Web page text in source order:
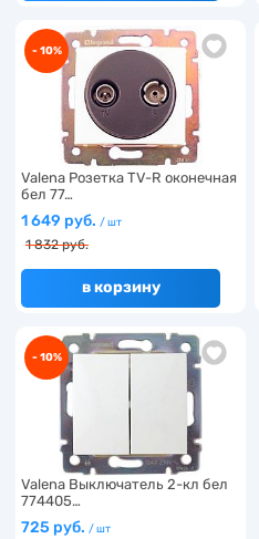
- 10%
Valena Розетка TV-R оконечная
бел 77…
1 649 руб. / шт
1 832 руб.
в корзину
- 10%
Valena Выключатель 2-кл бел
774405…
725 руб. / шт